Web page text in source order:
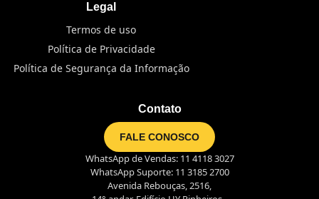
Legal
Termos de uso
Política de Privacidade
Política de Segurança da Informação
Contato
FALE CONOSCO
WhatsApp de Vendas: 11 4118 3027
WhatsApp Suporte: 11 3185 2700
Avenida Rebouças, 2516,